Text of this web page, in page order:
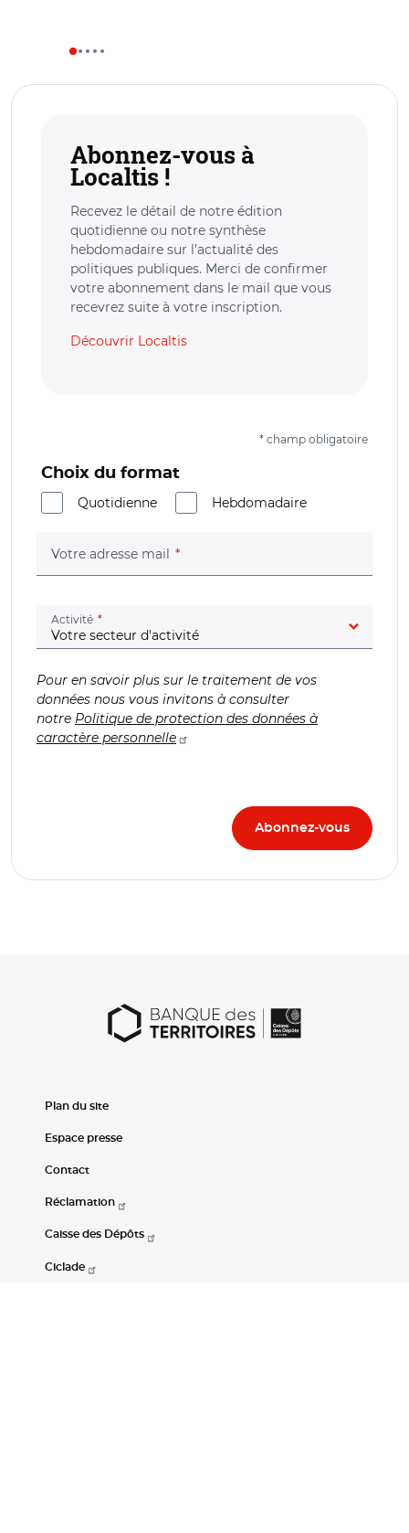
Abonnez-vous à
Localtis !
Recevez le détail de notre édition
quotidienne ou notre synthèse
hebdomadaire sur l’actualité des
politiques publiques. Merci de confirmer
votre abonnement dans le mail que vous
recevrez suite à votre inscription.
Découvrir Localtis
* champ obligatoire
Choix du format
Quotidienne
Hebdomadaire
Votre adresse mail (champ obligatoire)
Activité (champ obligatoire)
Pour en savoir plus sur le traitement de vos
données nous vous invitons à consulter
notre Politique de protection des données à
caractère personnelle
Plan du site
Espace presse
Contact
Réclamation
Caisse des Dépôts
Ciclade